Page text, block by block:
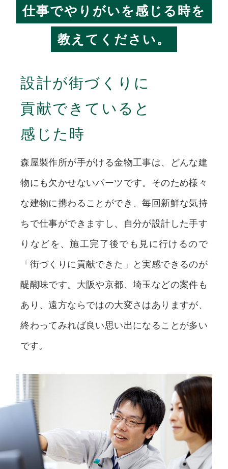
仕事でやりがいを感じる時を
教えてください。
設計が街づくりに
貢献できていると
感じた時
森屋製作所が手がける金物工事は、どんな建
物にも欠かせないパーツです。そのため様々
な建物に携わることができ、毎回新鮮な気持
ちで仕事ができますし、自分が設計した手す
りなどを、施工完了後でも見に行けるので
「街づくりに貢献できた」と実感できるのが
醍醐味です。大阪や京都、埼玉などの案件も
あり、遠方ならではの大変さはありますが、
終わってみれば良い思い出になることが多い
です。